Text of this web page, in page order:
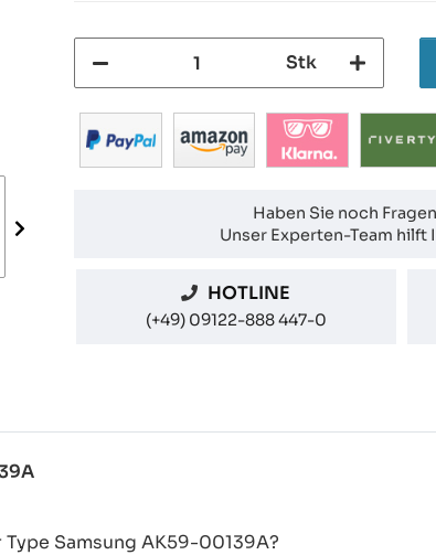
Stk
Haben Sie noch
Unser Experten-Team hilft
HOTLINE
(+49) 09122-888 447-0
Samsung AK59-00139A?